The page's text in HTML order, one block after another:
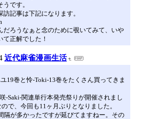
です。
記事は下記になります。
だろうなぁと念のために覗いてみて、いや
て正解でした！
近代麻雀漫画生活
19巻と怜-Toki-13巻をたくさん買ってきま
-Saki-関連単行本発売祭りが開催されまし
で、今回も11ヶ月ぶりとなりました。
隔が多かったですが延びてますねー。その